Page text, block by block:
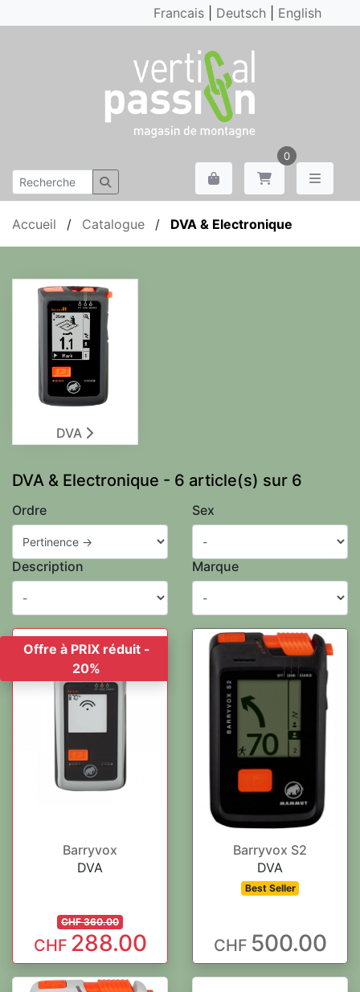
Francais Deutsch English
0
Accueil / Catalogue / DVA & Electronique
DVA
DVA & Electronique - 6 article(s) sur 6
Ordre Sex
Description Marque
Offre à PRIX réduit -
20%
Barryvox
DVA
CHF 360.00
CHF 288.00
Barryvox S2
DVA
Best Seller
CHF 500.00